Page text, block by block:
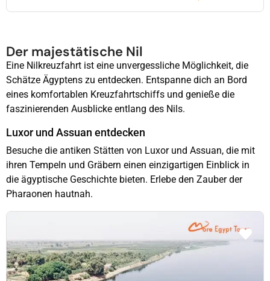
Der majestätische Nil
Eine Nilkreuzfahrt ist eine unvergessliche Möglichkeit, die
Schätze Ägyptens zu entdecken. Entspanne dich an Bord
eines komfortablen Kreuzfahrtschiffs und genieße die
faszinierenden Ausblicke entlang des Nils.
Luxor und Assuan entdecken
Besuche die antiken Stätten von Luxor und Assuan, die mit
ihren Tempeln und Gräbern einen einzigartigen Einblick in
die ägyptische Geschichte bieten. Erlebe den Zauber der
Pharaonen hautnah.